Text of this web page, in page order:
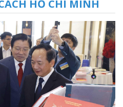
HỒ CHÍ MINH